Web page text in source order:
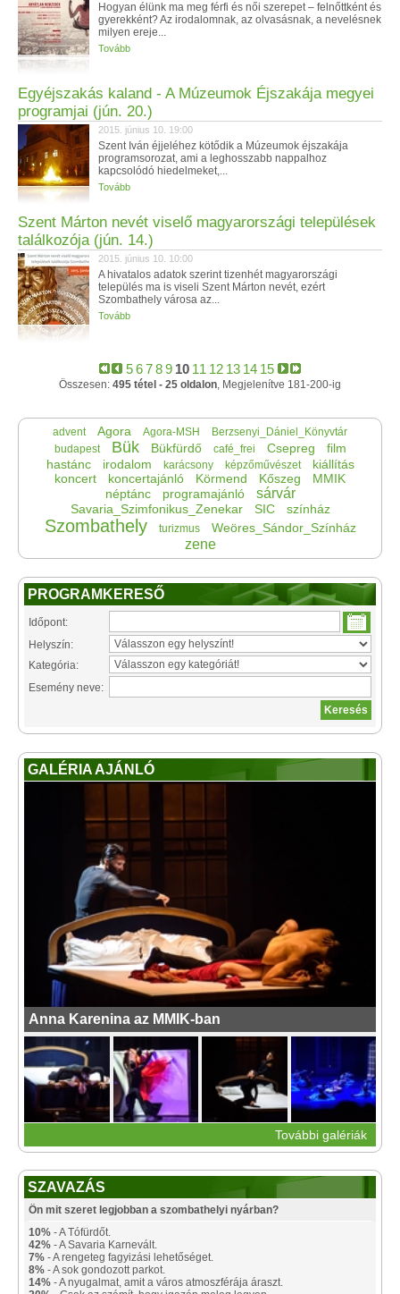
Hogyan élünk ma meg férfi és női szerepet – felnőttként és
gyerekként? Az irodalomnak, az olvasásnak, a nevelésnek
milyen ereje...
Tovább
Egyéjszakás kaland - A Múzeumok Éjszakája megyei
programjai (jún. 20.)
2015. június 10. 19:00
Szent Iván éjjeléhez kötődik a Múzeumok éjszakája
programsorozat, ami a leghosszabb nappalhoz
kapcsolódó hiedelmeket,...
Tovább
Szent Márton nevét viselő magyarországi települések
találkozója (jún. 14.)
2015. június 10. 10:00
A hivatalos adatok szerint tizenhét magyarországi
település ma is viseli Szent Márton nevét, ezért
Szombathely városa az...
Tovább
56789 10 11 12 13 14 15
Összesen: 495 tétel - 25 oldalon, Megjelenítve 181-200-ig
advent Agora Agora-MSH
Berzsenyi_Dániel_Könyvtár
budapest
Bük Bükfürdő café_frei Csepreg
film
hastánc
irodalom karácsony képzőművészet
kiállítás
koncert
koncertajánló Körmend Kőszeg
MMIK
néptánc
programajánló sárvár
Savaria_Szimfonikus_Zenekar SIC színház
Szombathely turizmus Weöres_Sándor_Színház
zene
PROGRAMKERESŐ
Időpont:
Helyszín:
Kategória:
Esemény neve:
GALÉRIA AJÁNLÓ
Anna Karenina az MMIK-ban
További galériák
SZAVAZÁS
Ön mit szeret legjobban a szombathelyi nyárban?
10% - A Tófürdőt.
42% - A Savaria Karnevált.
7% - A rengeteg fagyizási lehetőséget.
8% - A sok gondozott parkot.
14% - A nyugalmat, amit a város atmoszférája áraszt.